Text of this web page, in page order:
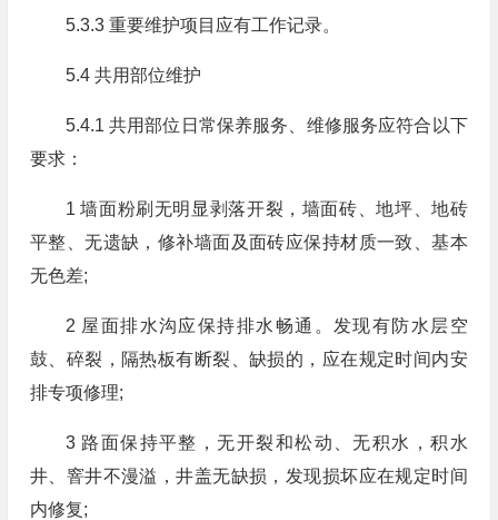
5.3.3 重要维护项目应有工作记录。
5.4 共用部位维护
5.4.1 共用部位日常保养服务、维修服务应符合以下
要求：
1 墙面粉刷无明显剥落开裂，墙面砖、地坪、地砖
平整、无遗缺，修补墙面及面砖应保持材质一致、基本
无色差;
2 屋面排水沟应保持排水畅通。发现有防水层空
鼓、碎裂，隔热板有断裂、缺损的，应在规定时间内安
排专项修理;
3 路面保持平整，无开裂和松动、无积水，积水
井、窨井不漫溢，井盖无缺损，发现损坏应在规定时间
内修复;